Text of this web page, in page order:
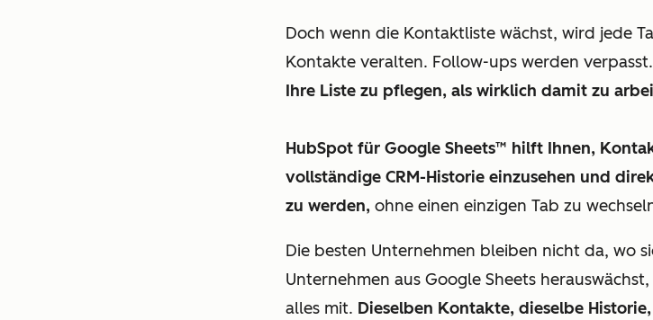
Doch wenn die Kontaktliste wächst, wird jede
Kontakte veralten. Follow-ups werden verpasst.
Ihre Liste zu pflegen, als wirklich damit zu
HubSpot für Google Sheets™ hilft Ihnen,
vollständige CRM-Historie einzusehen und
zu werden, ohne einen einzigen Tab zu
Die besten Unternehmen bleiben nicht da, wo
Unternehmen aus Google Sheets
alles mit. Dieselben Kontakte, dieselbe